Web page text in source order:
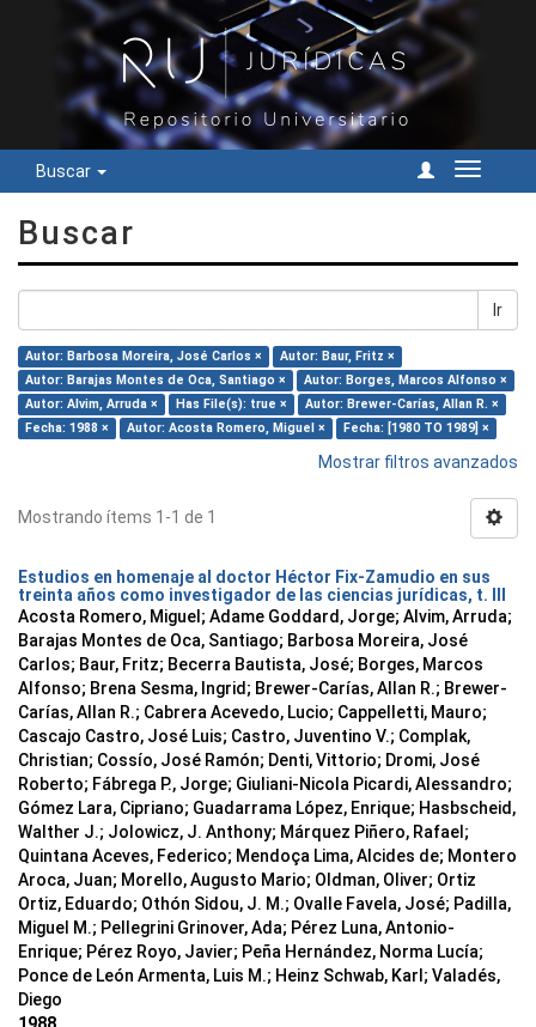
Buscar
Cambiar
Buscar
Ir
Autor: Barbosa Moreira, José Carlos ×
Autor: Baur, Fritz ×
Autor: Barajas Montes de Oca, Santiago ×
Autor: Borges, Marcos Alfonso ×
Autor: Alvim, Arruda ×
Has File(s): true ×
Autor: Brewer-Carías, Allan R. ×
Fecha: 1988 ×
Autor: Acosta Romero, Miguel × Fecha: [1980 TO 1989] ×
Mostrar filtros avanzados
Mostrando ítems 1-1 de 1
Estudios en homenaje al doctor Héctor Fix-Zamudio en sus
treinta años como investigador de las ciencias jurídicas, t. III
Acosta Romero, Miguel; Adame Goddard, Jorge; Alvim, Arruda;
Barajas Montes de Oca, Santiago; Barbosa Moreira, José
Carlos; Baur, Fritz; Becerra Bautista, José; Borges, Marcos
Alfonso; Brena Sesma, Ingrid; Brewer-Carías, Allan R.; Brewer-
Carías, Allan R.; Cabrera Acevedo, Lucio; Cappelletti, Mauro;
Cascajo Castro, José Luis; Castro, Juventino V.; Complak,
Christian; Cossío, José Ramón; Denti, Vittorio; Dromi, José
Roberto; Fábrega P., Jorge; Giuliani-Nicola Picardi, Alessandro;
Gómez Lara, Cipriano; Guadarrama López, Enrique; Hasbscheid,
Walther J.; Jolowicz, J. Anthony; Márquez Piñero, Rafael;
Quintana Aceves, Federico; Mendoça Lima, Alcides de; Montero
Aroca, Juan; Morello, Augusto Mario; Oldman, Oliver; Ortiz
Ortiz, Eduardo; Othón Sidou, J. M.; Ovalle Favela, José; Padilla,
Miguel M.; Pellegrini Grinover, Ada; Pérez Luna, Antonio-
Enrique; Pérez Royo, Javier; Peña Hernández, Norma Lucía;
Ponce de León Armenta, Luis M.; Heinz Schwab, Karl; Valadés,
Diego